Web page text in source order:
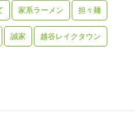
家系ラーメン 担々麺
誠家 越谷レイクタウン